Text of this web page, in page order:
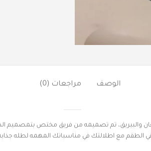
الوصف مراجعات (0)
والبيريق، تم تصميمه من فريق مختص بتمصميم
الطقم مع اطلالتك في مناسباتك المهمه لطله